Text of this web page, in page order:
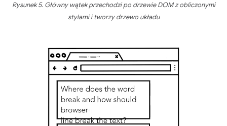
Rysunek 5. Główny wątek przechodzi po drzewie DOM z obliczonymi
stylami i tworzy drzewo układu